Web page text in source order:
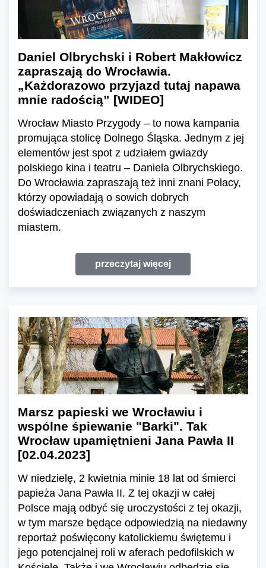
Daniel Olbrychski i Robert Makłowicz
zapraszają do Wrocławia.
„Każdorazowo przyjazd tutaj napawa
mnie radością” [WIDEO]
Wrocław Miasto Przygody – to nowa kampania
promująca stolicę Dolnego Śląska. Jednym z jej
elementów jest spot z udziałem gwiazdy
polskiego kina i teatru – Daniela Olbrychskiego.
Do Wrocławia zapraszają też inni znani Polacy,
którzy opowiadają o sowich dobrych
doświadczeniach związanych z naszym
miastem.
przeczytaj więcej
Marsz papieski we Wrocławiu i
wspólne śpiewanie "Barki". Tak
Wrocław upamiętnieni Jana Pawła II
[02.04.2023]
W niedzielę, 2 kwietnia minie 18 lat od śmierci
papieża Jana Pawła II. Z tej okazji w całej
Polsce mają odbyć się uroczystości z tej okazji,
w tym marsze będące odpowiedzią na niedawny
reportaż poświęcony katolickiemu świętemu i
jego potencjalnej roli w aferach pedofilskich w